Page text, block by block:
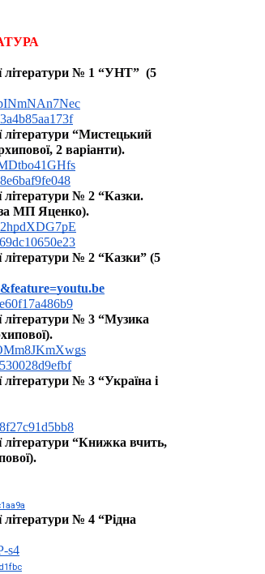
літератури № 1 “УНТ”  (5
літератури “Мистецький
2 варіанти).
літератури № 2 “Казки.
МП Яценко).
літератури № 2 “Казки” (5
літератури № 3 “Музика
літератури № 3 “Україна і
літератури “Книжка вчить,
літератури № 4 “Рідна
s4